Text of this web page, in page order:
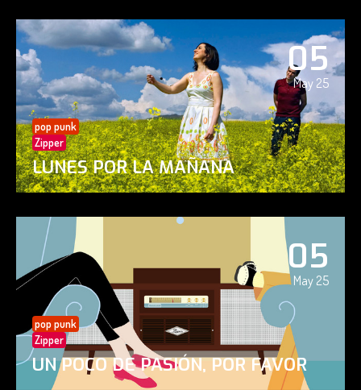
05
May 25
pop punk
Zipper
LUNES POR LA MAÑANA
05
May 25
pop punk
Zipper
UN POCO DE PASIÓN, POR FAVOR